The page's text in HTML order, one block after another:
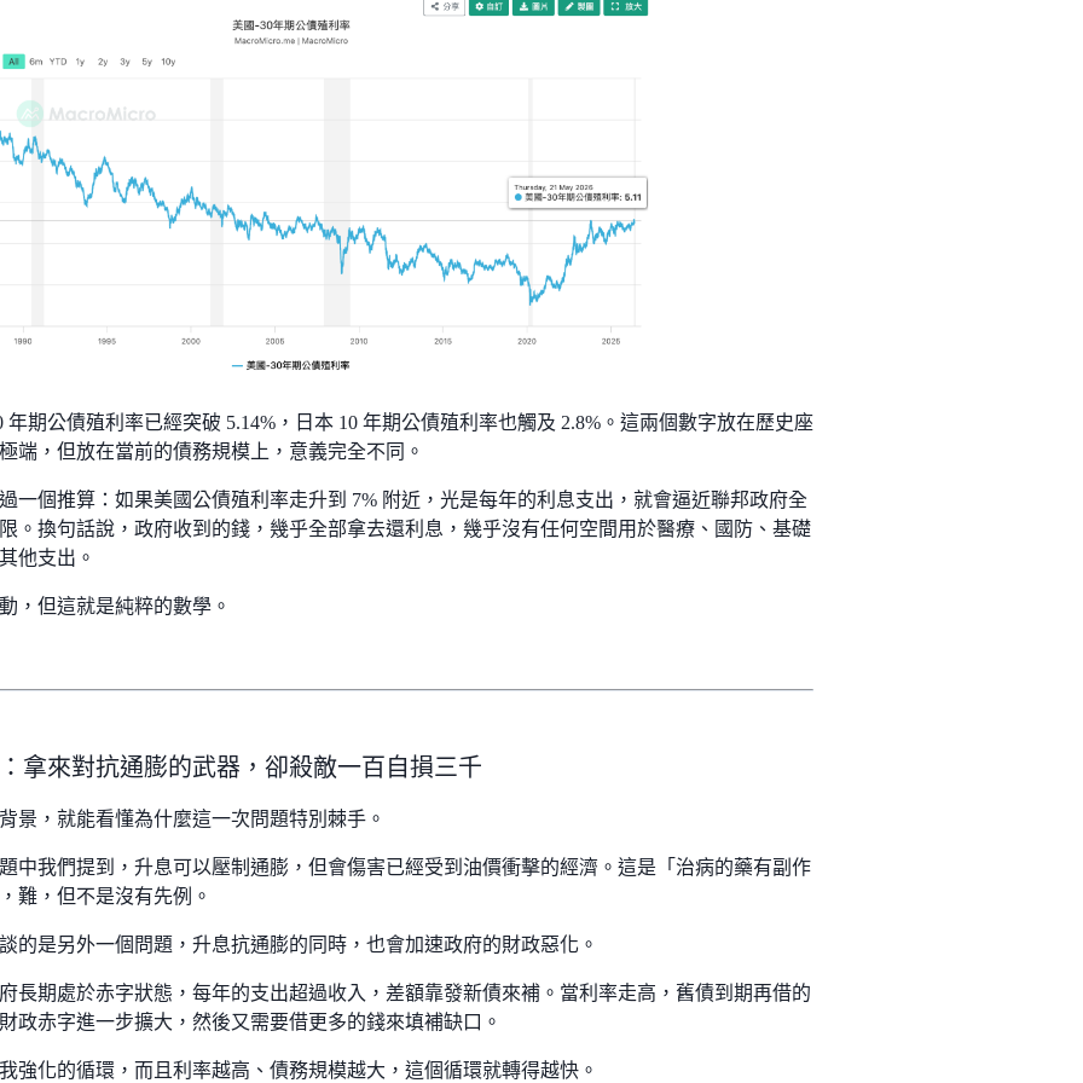
年期公債殖利率已經突破 5.14%，日本 10 年期公債殖利率也觸及 2.8%。這兩個數字放在歷史座
端，但放在當前的債務規模上，意義完全不同。
一個推算：如果美國公債殖利率走升到 7% 附近，光是每年的利息支出，就會逼近聯邦政府全
。換句話說，政府收到的錢，幾乎全部拿去還利息，幾乎沒有任何空間用於醫療、國防、基礎
他支出。
，但這就是純粹的數學。
拿來對抗通膨的武器，卻殺敵一百自損三千
景，就能看懂為什麼這一次問題特別棘手。
中我們提到，升息可以壓制通膨，但會傷害已經受到油價衝擊的經濟。這是「治病的藥有副作
難，但不是沒有先例。
的是另外一個問題，升息抗通膨的同時，也會加速政府的財政惡化。
長期處於赤字狀態，每年的支出超過收入，差額靠發新債來補。當利率走高，舊債到期再借的
政赤字進一步擴大，然後又需要借更多的錢來填補缺口。
強化的循環，而且利率越高、債務規模越大，這個循環就轉得越快。